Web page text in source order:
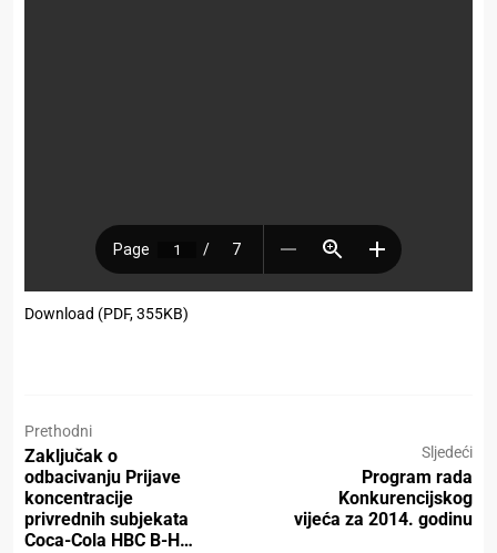
Download (PDF, 355KB)
Prethodni
Zaključak o
odbacivanju Prijave
koncentracije
privrednih subjekata
Coca-Cola HBC B-H…
Sljedeći
Program rada
Konkurencijskog
vijeća za 2014. godinu